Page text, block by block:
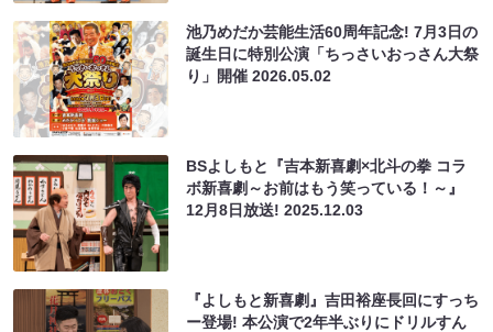
池乃めだか芸能生活60周年記念! 7月3日の
誕生日に特別公演「ちっさいおっさん大祭
り」開催2026.05.02
BSよしもと『吉本新喜劇×北斗の拳 コラ
ボ新喜劇～お前はもう笑っている！～』
12月8日放送!2025.12.03
『よしもと新喜劇』吉田裕座長回にすっち
ー登場! 本公演で2年半ぶりにドリルすん